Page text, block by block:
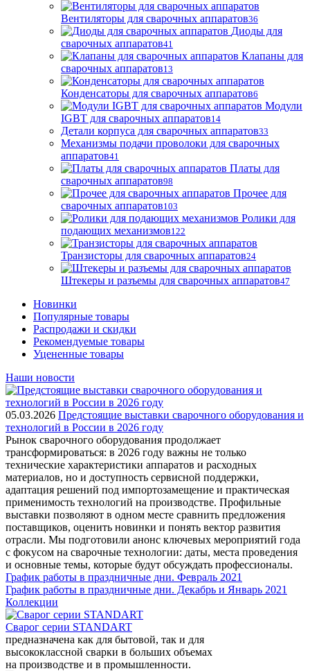
Вентиляторы для сварочных аппаратов36
Диоды для
сварочных аппаратов41
Клапаны для
сварочных аппаратов13
Конденсаторы для сварочных аппаратов6
Модули
IGBT для сварочных аппаратов14
Детали корпуса для сварочных аппаратов33
Механизмы подачи проволоки для сварочных
аппаратов41
Платы для
сварочных аппаратов98
Прочее для
сварочных аппаратов103
Ролики для
подающих механизмов122
Транзисторы для сварочных аппаратов24
Штекеры и разъемы для сварочных аппаратов47
Новинки
Популярные товары
Распродажи и скидки
Рекомендуемые товары
Уцененные товары
Наши новости
05.03.2026 Предстоящие выставки сварочного оборудования и
технологий в России в 2026 году
Рынок сварочного оборудования продолжает
трансформироваться: в 2026 году важны не только
технические характеристики аппаратов и расходных
материалов, но и доступность сервисной поддержки,
адаптация решений под импортозамещение и практическая
применимость технологий на производстве. Профильные
выставки позволяют в одном месте сравнить предложения
поставщиков, оценить новинки и понять вектор развития
отрасли. Мы подготовили анонс ключевых мероприятий года
с фокусом на сварочные технологии: даты, места проведения
и основные темы, которые будут обсуждать профессионалы.
График работы в праздничные дни. Февраль 2021
График работы в праздничные дни. Декабрь и Январь 2021
Коллекции
Сварог серии STANDART
предназначена как для бытовой, так и для
высококлассной сварки в больших объемах
на производстве и в промышленности.